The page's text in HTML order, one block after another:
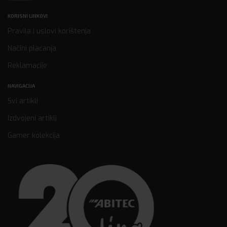
KORISNI LINKOVI
Pravila i uslovi korištenja
Načini plaćanja
Reklamacije
NAVIGACIJA
Svi artikli
Izdvojeni artikli
Gamer kolekcija